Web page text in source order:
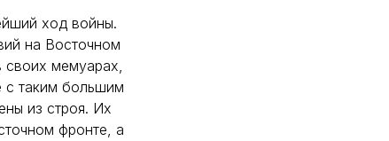
ход войны.
на Восточном
своих мемуарах,
с таким большим
из строя. Их
фронте, а